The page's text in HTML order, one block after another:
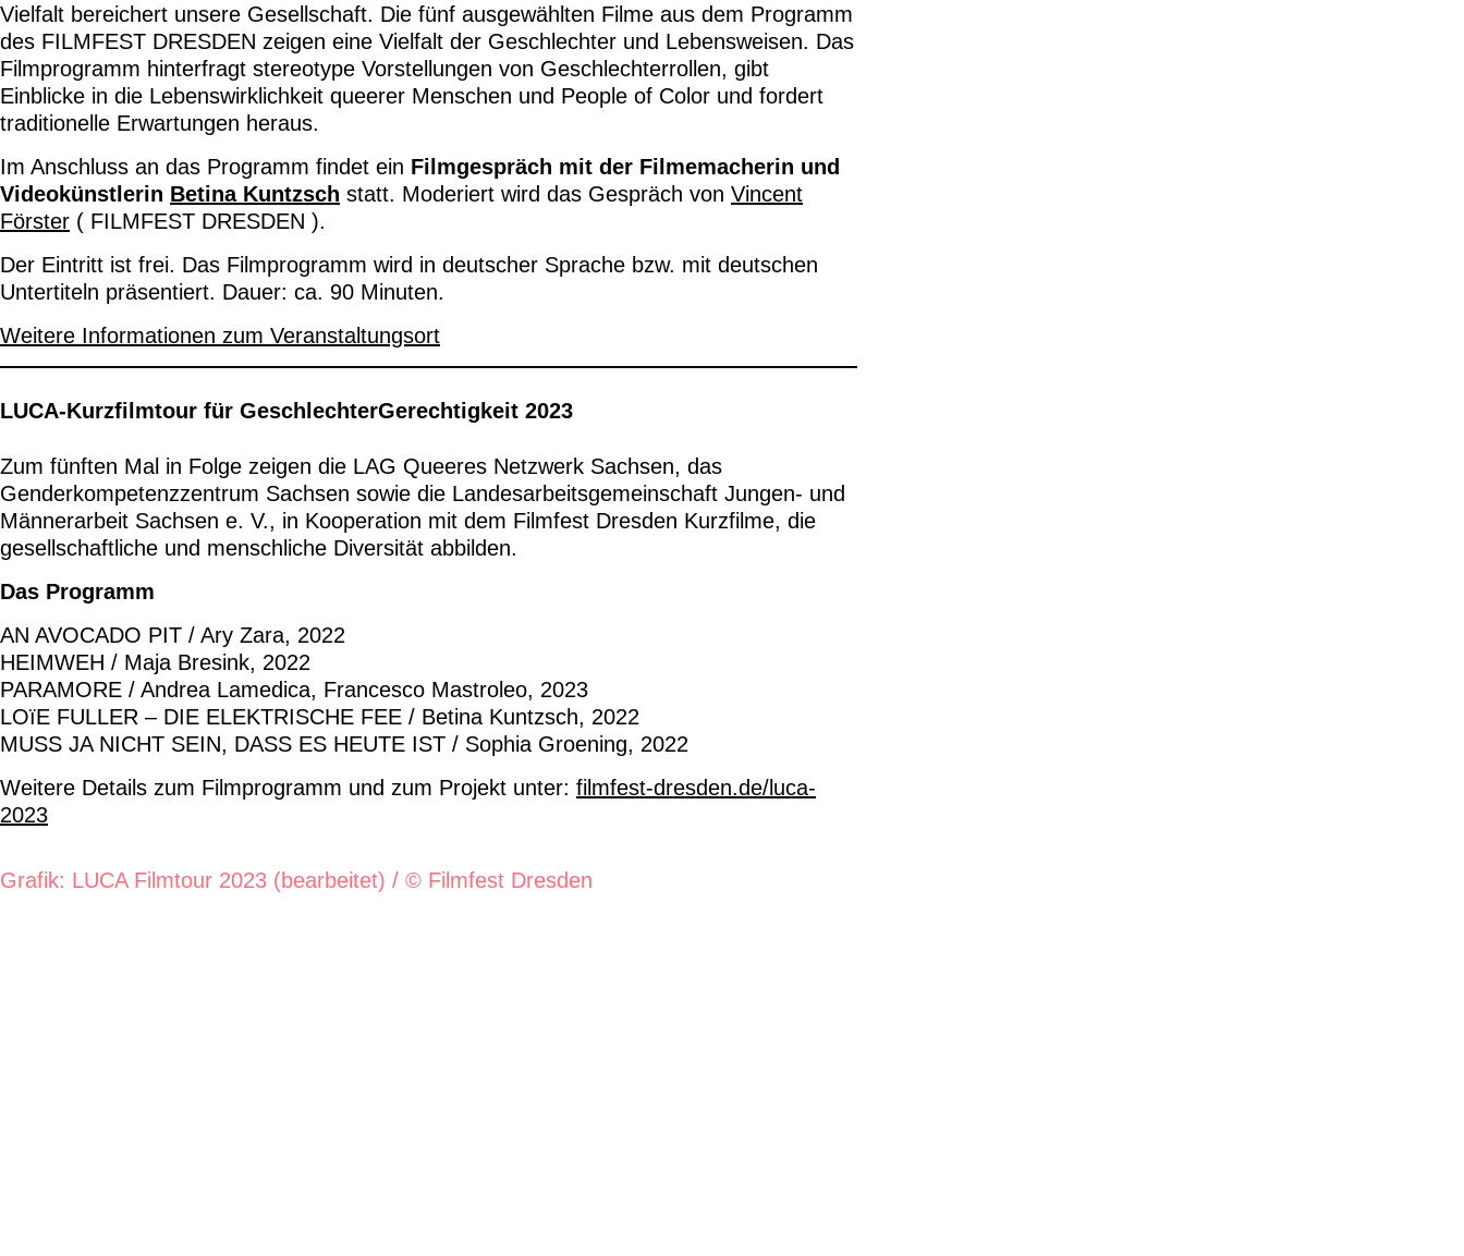
Vielfalt bereichert unsere Gesellschaft. Die fünf ausgewählten Filme aus dem Programm
des FILMFEST DRESDEN zeigen eine Vielfalt der Geschlechter und Lebensweisen. Das
Filmprogramm hinterfragt stereotype Vorstellungen von Geschlechterrollen, gibt
Einblicke in die Lebenswirklichkeit queerer Menschen und People of Color und fordert
traditionelle Erwartungen heraus.
Im Anschluss an das Programm findet ein Filmgespräch mit der Filmemacherin und
Videokünstlerin Betina Kuntzsch statt. Moderiert wird das Gespräch von Vincent
Förster ( FILMFEST DRESDEN ).
Der Eintritt ist frei. Das Filmprogramm wird in deutscher Sprache bzw. mit deutschen
Untertiteln präsentiert. Dauer: ca. 90 Minuten.
Weitere Informationen zum Veranstaltungsort
LUCA-Kurzfilmtour für GeschlechterGerechtigkeit 2023
Zum fünften Mal in Folge zeigen die LAG Queeres Netzwerk Sachsen, das
Genderkompetenzzentrum Sachsen sowie die Landesarbeitsgemeinschaft Jungen- und
Männerarbeit Sachsen e. V., in Kooperation mit dem Filmfest Dresden Kurzfilme, die
gesellschaftliche und menschliche Diversität abbilden.
Das Programm
AN AVOCADO PIT / Ary Zara, 2022
HEIMWEH / Maja Bresink, 2022
PARAMORE / Andrea Lamedica, Francesco Mastroleo, 2023
LOïE FULLER – DIE ELEKTRISCHE FEE / Betina Kuntzsch, 2022
MUSS JA NICHT SEIN, DASS ES HEUTE IST / Sophia Groening, 2022
Weitere Details zum Filmprogramm und zum Projekt unter: filmfest-dresden.de/luca-
2023
Grafik: LUCA Filmtour 2023 (bearbeitet) / © Filmfest Dresden